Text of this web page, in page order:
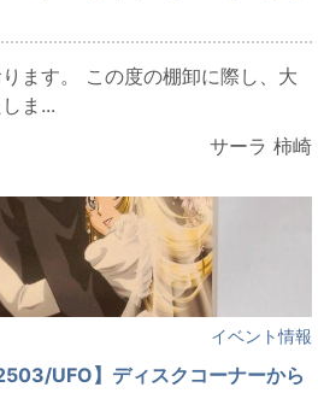
ます。 この度の棚卸に際し、大
ま...
サーラ 柿崎
イベント情報
UFO】ディスクコーナーから